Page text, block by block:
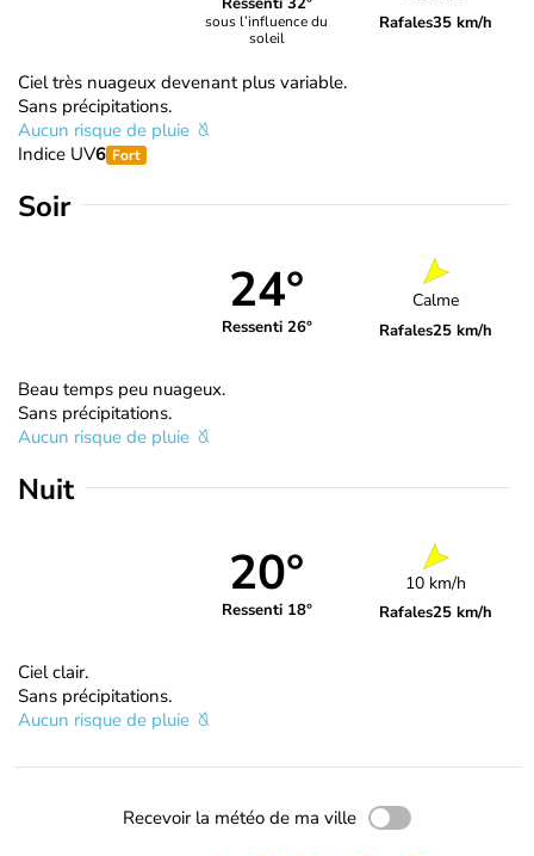
sous l’influence du
soleil
Rafales35 km/h
Ciel très nuageux devenant plus variable.
Sans précipitations.
Aucun risque de pluie
Indice UV6 Fort
Soir
24°
Ressenti 26°
Calme
Rafales25 km/h
Beau temps peu nuageux.
Sans précipitations.
Aucun risque de pluie
Nuit
20°
Ressenti 18°
10 km/h
Rafales25 km/h
Ciel clair.
Sans précipitations.
Aucun risque de pluie
Recevoir la météo de ma ville